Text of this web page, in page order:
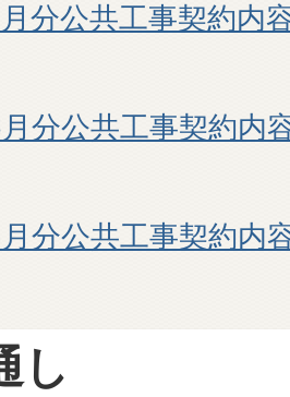
分公共工事契約内
分公共工事契約内
分公共工事契約内
し